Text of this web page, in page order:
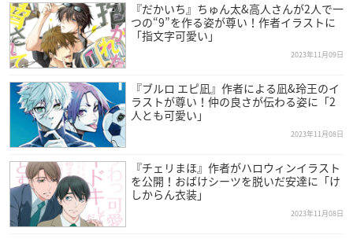
『だかいち』ちゅん太&高人さんが2人で一
つの“9”を作る姿が尊い！作者イラストに
「指文字可愛い」
2023年11月09日
『ブルロ エピ凪』作者による凪&玲王のイ
ラストが尊い！仲の良さが伝わる姿に「2
人とも可愛い」
2023年11月08日
『チェリまほ』作者がハロウィンイラスト
を公開！おばけシーツを脱いだ安達に「け
しからん衣装」
2023年11月08日